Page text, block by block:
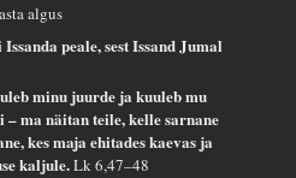
algus
peale, sest Issand Jumal
minu juurde ja kuuleb mu
– ma näitan teile, kelle sarnane
kes maja ehitades kaevas ja
kaljule.Lk 6,47–48